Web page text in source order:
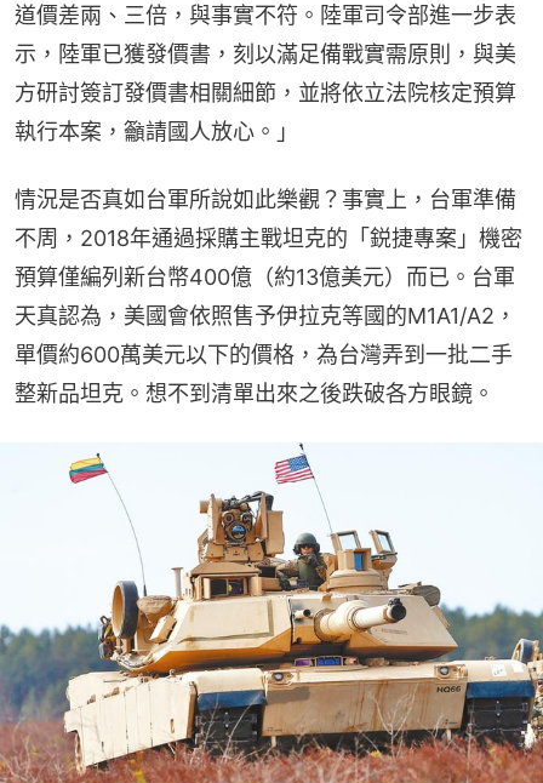
道價差兩、三倍，與事實不符。陸軍司令部進一步表
示，陸軍已獲發價書，刻以滿足備戰實需原則，與美
方研討簽訂發價書相關細節，並將依立法院核定預算
執行本案，籲請國人放心。」
情況是否真如台軍所說如此樂觀？事實上，台軍準備
不周，2018年通過採購主戰坦克的「鋭捷專案」機密
預算僅編列新台幣400億（約13億美元）而已。台軍
天真認為，美國會依照售予伊拉克等國的M1A1/A2，
單價約600萬美元以下的價格，為台灣弄到一批二手
整新品坦克。想不到清單出來之後跌破各方眼鏡。